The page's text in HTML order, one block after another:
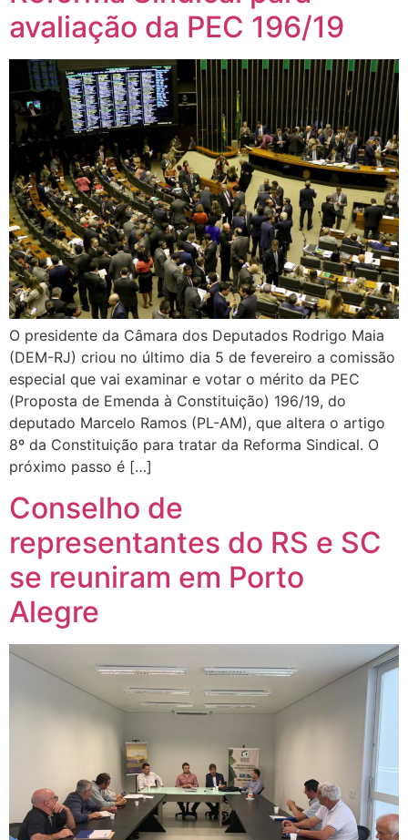
avaliação da PEC 196/19
O presidente da Câmara dos Deputados Rodrigo Maia
(DEM-RJ) criou no último dia 5 de fevereiro a comissão
especial que vai examinar e votar o mérito da PEC
(Proposta de Emenda à Constituição) 196/19, do
deputado Marcelo Ramos (PL-AM), que altera o artigo
8º da Constituição para tratar da Reforma Sindical. O
próximo passo é […]
Conselho de
representantes do RS e SC
se reuniram em Porto
Alegre